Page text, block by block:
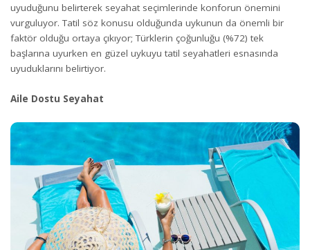
uyuduğunu belirterek seyahat seçimlerinde konforun önemini
vurguluyor. Tatil söz konusu olduğunda uykunun da önemli bir
faktör olduğu ortaya çıkıyor; Türklerin çoğunluğu (%72) tek
başlarına uyurken en güzel uykuyu tatil seyahatleri esnasında
uyuduklarını belirtiyor.
Aile Dostu Seyahat